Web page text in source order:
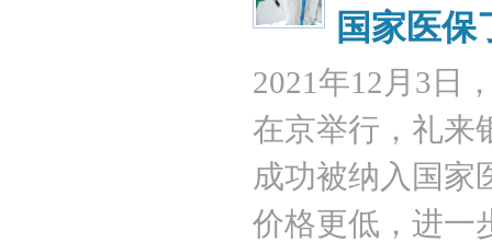
国家医保
2021年12月3日
在京举行，礼来
成功被纳入国家
价格更低，进一